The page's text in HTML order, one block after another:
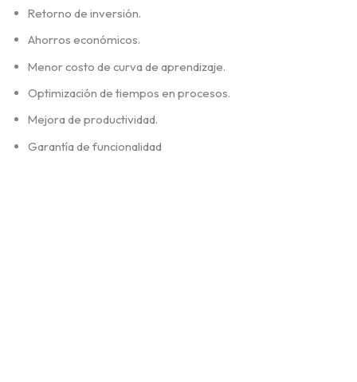
Retorno de inversión.
Ahorros económicos.
Menor costo de curva de aprendizaje.
Optimización de tiempos en procesos.
Mejora de productividad.
Garantía de funcionalidad